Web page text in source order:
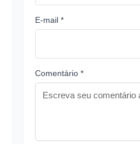
E-mail *
Comentário *